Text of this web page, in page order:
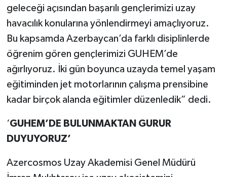
geleceği açısından başarılı gençlerimizi uzay
havacılık konularına yönlendirmeyi amaçlıyoruz.
Bu kapsamda Azerbaycan’da farklı disiplinlerde
öğrenim gören gençlerimizi GUHEM’de
ağırlıyoruz. İki gün boyunca uzayda temel yaşam
eğitiminden jet motorlarının çalışma prensibine
kadar birçok alanda eğitimler düzenledik” dedi.
‘GUHEM’DE BULUNMAKTAN GURUR
DUYUYORUZ’
Azercosmos Uzay Akademisi Genel Müdürü